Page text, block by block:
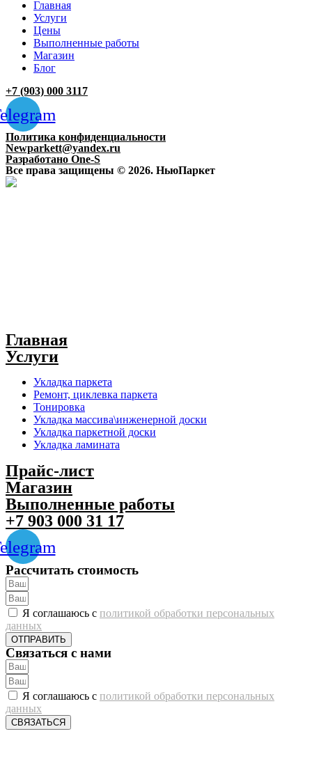
Главная
Услуги
Цены
Выполненные работы
Магазин
Блог
+7 (903) 000 3117
Политика конфиденциальности
Newparkett@yandex.ru
Разработано One-S
Все права защищены © 2026. НьюПаркет
Главная
Услуги
Укладка паркета
Ремонт, циклевка паркета
Тонировка
Укладка массива\инженерной доски
Укладка паркетной доски
Укладка ламината
Прайс-лист
Магазин
Выполненные работы
+7 903 000 31 17
Рассчитать стоимость
Я соглашаюсь с политикой обработки персональных
данных
ОТПРАВИТЬ
Связаться с нами
Я соглашаюсь с политикой обработки персональных
данных
СВЯЗАТЬСЯ